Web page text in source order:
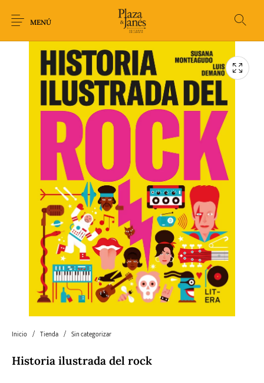
MENÚ
Arqueología Arte Biografía
Crimen Thriller Cuento Ecolibros
Fantasía Ficción Filosofía Gastronomía
Historia Horror
Humor gráfico-
Comic
Literatura infantil
Literatura juvenil
Literatura
universal y Clásicos
Pedagogía Poesía
Inicio / Tienda / Sin categorizar
Historia ilustrada del rock